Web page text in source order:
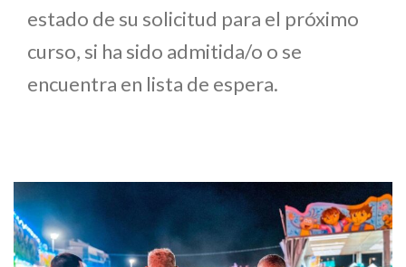
estado de su solicitud para el próximo
curso, si ha sido admitida/o o se
encuentra en lista de espera.